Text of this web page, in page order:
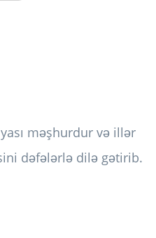
məşhurdur və illər
dəfələrlə dilə gətirib.